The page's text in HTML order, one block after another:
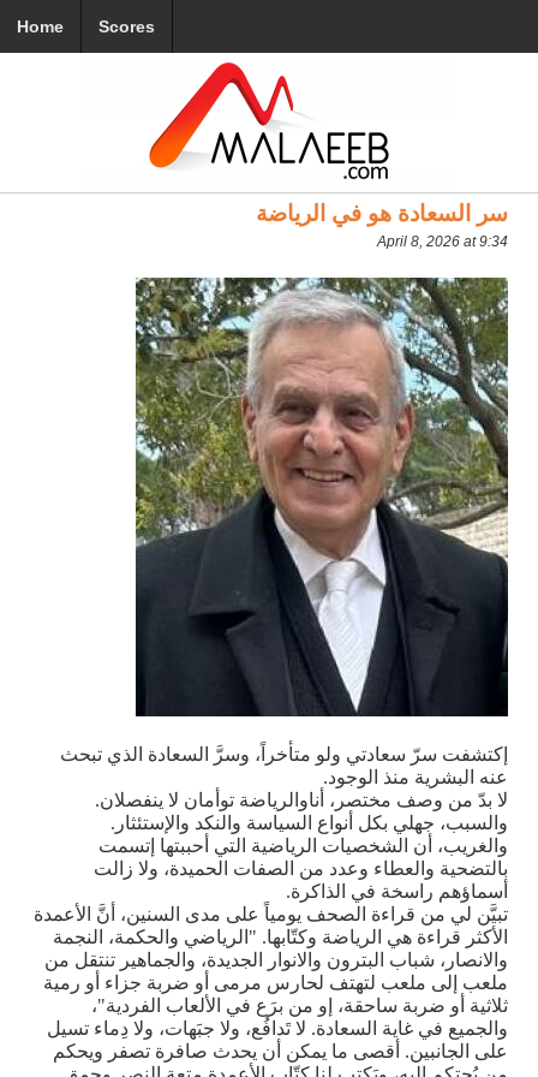
Home Scores
سر السعادة هو في الرياضة
April 8, 2026 at 9:34
إكتشفت سرّ سعادتي ولو متأخراً، وسرَّ السعادة الذي تبحث
عنه البشرية منذ الوجود.
لا بدّ من وصف مختصر، أناوالرياضة توأمان لا ينفصلان.
والسبب، جهلي بكل أنواع السياسة والنكد والإستئثار .
والغريب، أن الشخصيات الرياضية التي أحببتها إتسمت
بالتضحية والعطاء وعدد من الصفات الحميدة، ولا زالت
أسماؤهم راسخة في الذاكرة.
تبيَّن لي من قراءة الصحف يومياً على مدى السنين، أنَّ الأعمدة
الأكثر قراءة هي الرياضة وكتّابها. "الرياضي والحكمة، النجمة
والانصار، شباب البترون والانوار الجديدة، والجماهير تنتقل من
ملعب إلى ملعب لتهتف لحارس مرمى أو ضربة جزاء أو رمية
ثلاثية أو ضربة ساحقة، إو من برَع في الألعاب الفردية"،
والجميع في غاية السعادة. لا تَدافُع، ولا جبَهات، ولا دِماء تسيل
على الجانبين. أقصى ما يمكن أن يحدث صافرة تصفر ويحكم